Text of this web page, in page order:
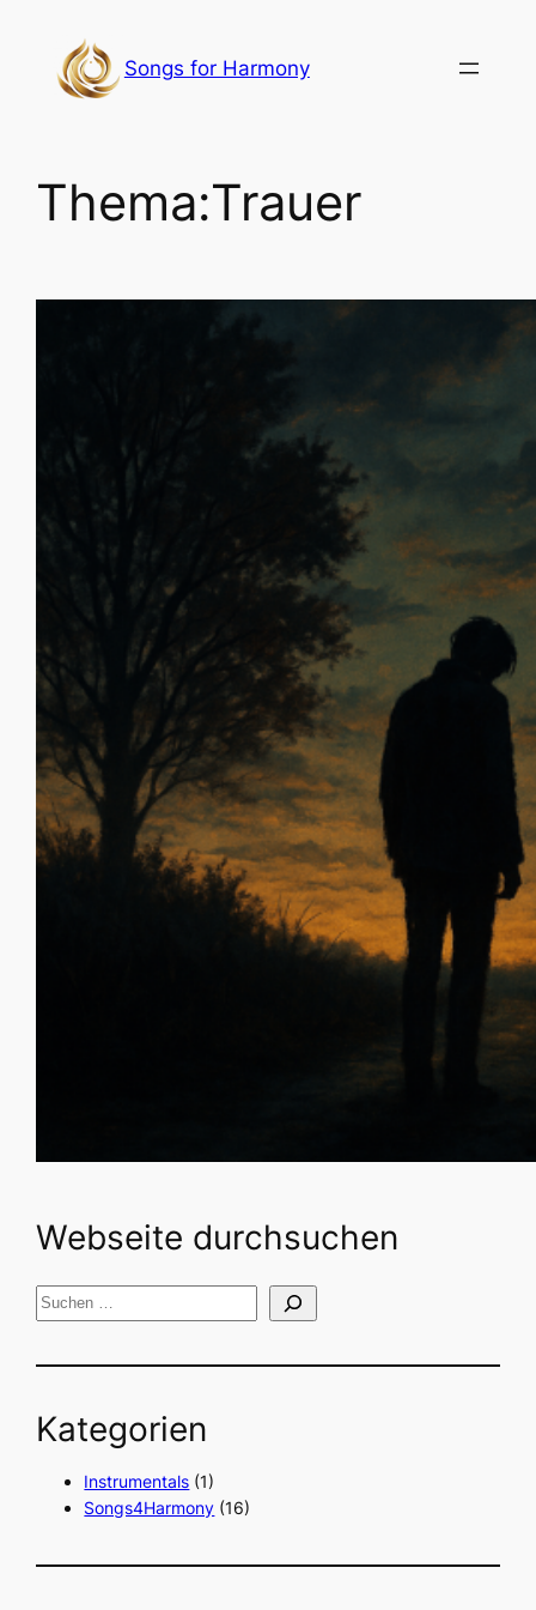
springen
Songs for Harmony
Thema:Trauer
Shadows of GoodBye –
Schatten des Abschieds
Webseite durchsuchen
S
c
e
Kategorien
Instrumentals (1)
Songs4Harmony (16)